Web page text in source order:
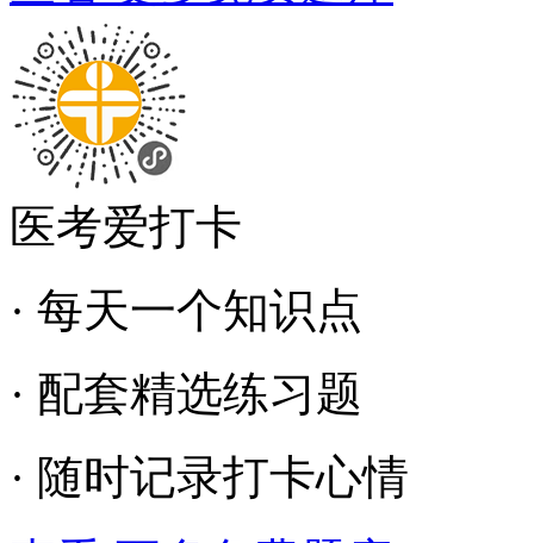
医考爱打卡
· 每天一个知识点
· 配套精选练习题
· 随时记录打卡心情